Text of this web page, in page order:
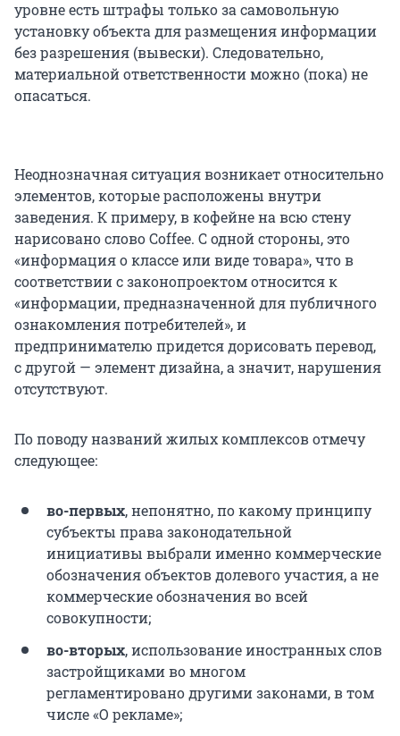
уровне есть штрафы только за самовольную
установку объекта для размещения информации
без разрешения (вывески). Следовательно,
материальной ответственности можно (пока) не
опасаться.
Неоднозначная ситуация возникает относительно
элементов, которые расположены внутри
заведения. К примеру, в кофейне на всю стену
нарисовано слово Coffee. С одной стороны, это
«информация о классе или виде товара», что в
соответствии с законопроектом относится к
«информации, предназначенной для публичного
ознакомления потребителей», и
предпринимателю придется дорисовать перевод,
с другой — элемент дизайна, а значит, нарушения
отсутствуют.
По поводу названий жилых комплексов отмечу
следующее:
во-первых, непонятно, по какому принципу
субъекты права законодательной
инициативы выбрали именно коммерческие
обозначения объектов долевого участия, а не
коммерческие обозначения во всей
совокупности;
во-вторых, использование иностранных слов
застройщиками во многом
регламентировано другими законами, в том
числе «О рекламе»;